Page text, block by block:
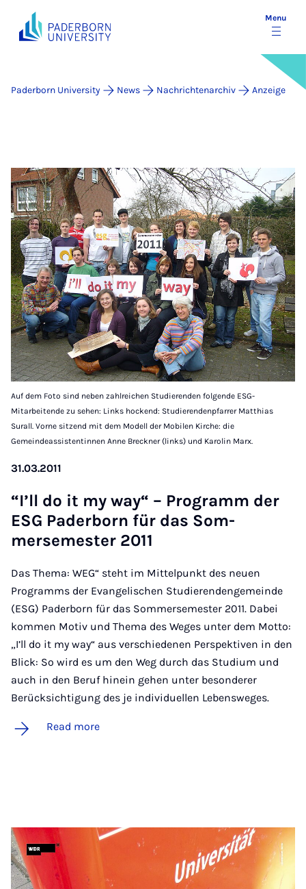
Menu
Paderborn University News Nachrichtenarchiv Anzeige
Auf dem Foto sind neben zahlreichen Studierenden folgende ESG-
Mitarbeitende zu sehen: Links hockend: Studierendenpfarrer Matthias
Surall. Vorne sitzend mit dem Modell der Mobilen Kirche: die
Gemeindeassistentinnen Anne Breckner (links) und Karolin Marx.
31.03.2011
“I’ll do it my way“ – Pro­gramm der
ESG Pader­born für das Som­
mersemester 2011
Das Thema: WEG“ steht im Mittelpunkt des neuen
Programms der Evangelischen Studierendengemeinde
(ESG) Paderborn für das Sommersemester 2011. Dabei
kommen Motiv und Thema des Weges unter dem Motto:
„I’ll do it my way“ aus verschiedenen Perspektiven in den
Blick: So wird es um den Weg durch das Studium und
auch in den Beruf hinein gehen unter besonderer
Berücksichtigung des je individuellen Lebensweges.
Read more